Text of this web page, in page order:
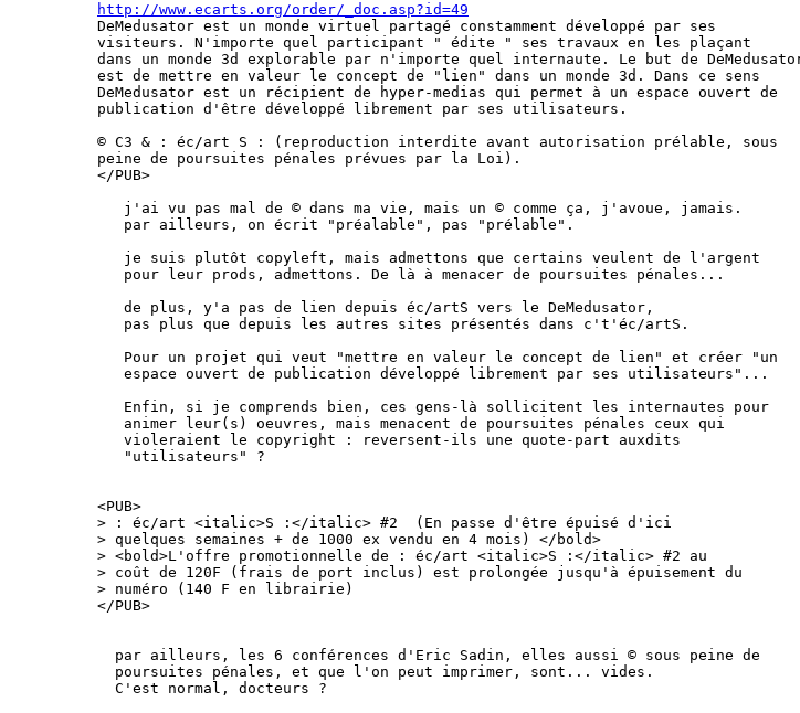
http://www.ecarts.org/order/_doc.asp?id=49
DeMedusator est un monde virtuel partagé constamment développé par ses
visiteurs. N'importe quel participant " édite " ses travaux en les plaçant
dans un monde 3d explorable par n'importe quel internaute. Le but de
est de mettre en valeur le concept de "lien" dans un monde 3d. Dans ce sens
DeMedusator est un récipient de hyper-medias qui permet à un espace ouvert de
publication d'être développé librement par ses utilisateurs.
© C3 & : éc/art S : (reproduction interdite avant autorisation prélable, sous
peine de poursuites pénales prévues par la Loi).
</PUB>
   j'ai vu pas mal de © dans ma vie, mais un © comme ça, j'avoue, jamais.
   par ailleurs, on écrit "préalable", pas "prélable".
   je suis plutôt copyleft, mais admettons que certains veulent de l'argent
   pour leur prods, admettons. De là à menacer de poursuites pénales...
   de plus, y'a pas de lien depuis éc/artS vers le DeMedusator,
   pas plus que depuis les autres sites présentés dans c't'éc/artS.
   Pour un projet qui veut "mettre en valeur le concept de lien" et créer "un
   espace ouvert de publication développé librement par ses utilisateurs"...
   Enfin, si je comprends bien, ces gens-là sollicitent les internautes pour
   animer leur(s) oeuvres, mais menacent de poursuites pénales ceux qui
   violeraient le copyright : reversent-ils une quote-part auxdits
   "utilisateurs" ?
<PUB>
> : éc/art <italic>S :</italic> #2  (En passe d'être épuisé d'ici
> quelques semaines + de 1000 ex vendu en 4 mois) </bold>
> <bold>L'offre promotionnelle de : éc/art <italic>S :</italic> #2 au
> coût de 120F (frais de port inclus) est prolongée jusqu'à épuisement du
> numéro (140 F en librairie)
</PUB>
  par ailleurs, les 6 conférences d'Eric Sadin, elles aussi © sous peine de
  poursuites pénales, et que l'on peut imprimer, sont... vides.
  C'est normal, docteurs ?